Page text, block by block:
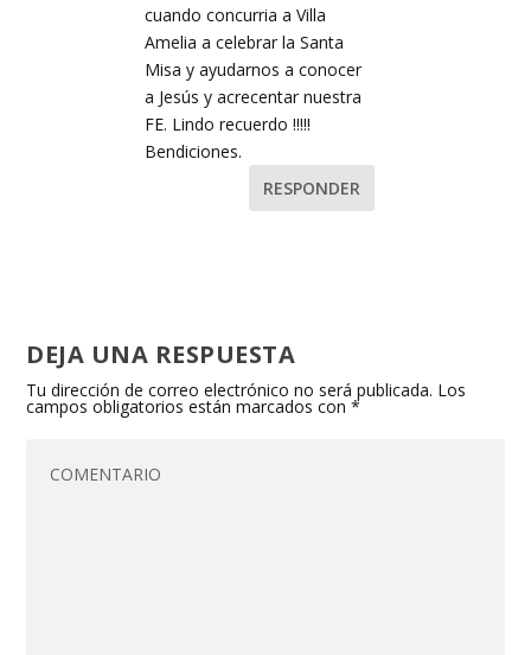
cuando concurria a Villa
Amelia a celebrar la Santa
Misa y ayudarnos a conocer
a Jesús y acrecentar nuestra
FE. Lindo recuerdo !!!!!
Bendiciones.
RESPONDER
DEJA UNA RESPUESTA
Tu dirección de correo electrónico no será publicada. Los
campos obligatorios están marcados con*